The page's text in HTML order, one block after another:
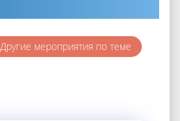
Другие мероприятия по теме